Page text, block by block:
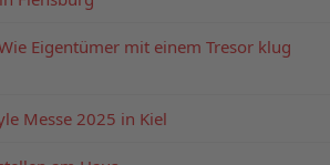
Eigentümer mit einem Tresor klug
Messe 2025 in Kiel